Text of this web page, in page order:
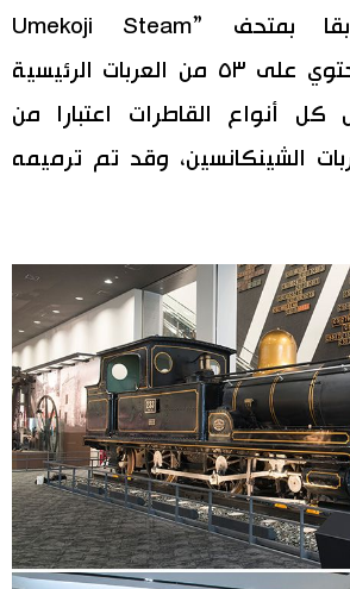
كان يعرف سابقا بمتحف ”Umekoji Steam
Locomotive“ ويحتوي على ٥٣ من العربات الرئيسية
كل أنواع القاطرات اعتبارا من
الشينكانسين، وقد تم ترميمه